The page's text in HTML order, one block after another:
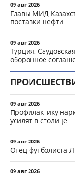
09 авг 2026
Главы МИД
поставки нефти
09 авг 2026
Турция,
оборонное
09 авг 2026
Профилактику
усилят в столице
09 авг 2026
Отец футболиста
09 авг 2026